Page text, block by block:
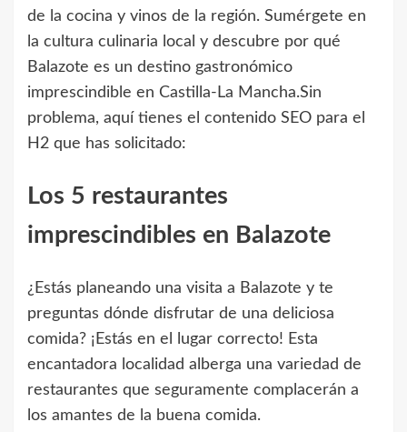
de la cocina y vinos de la región. Sumérgete en
la cultura culinaria local y descubre por qué
Balazote es un destino gastronómico
imprescindible en Castilla-La Mancha.Sin
problema, aquí tienes el contenido SEO para el
H2 que has solicitado:
Los 5 restaurantes
imprescindibles en Balazote
¿Estás planeando una visita a Balazote y te
preguntas dónde disfrutar de una deliciosa
comida? ¡Estás en el lugar correcto! Esta
encantadora localidad alberga una variedad de
restaurantes que seguramente complacerán a
los amantes de la buena comida.